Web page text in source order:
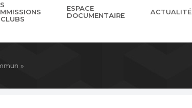
Le réseau des Places Financières
Les RDV de LPB Le Forum LPB
Club Cordélia Photothèque
ESPACE
DOCUMENTAIRE
»